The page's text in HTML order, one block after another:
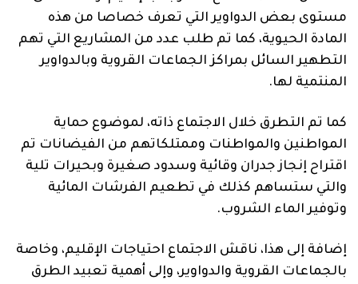
مستوى بعض الدواوير التي تعرف خصاصا من هذه
المادة الحيوية، كما تم طلب عدد من المشاريع التي تهم
التطهير السائل بمراكز الجماعات القروية وبالدواوير
المنتمية لها.
كما تم التطرق خلال الاجتماع ذاته، لموضوع حماية
المواطنين والمواطنات وممتلكاتهم من الفيضانات تم
اقتراح إنجاز جدران وقائية وسدود صغيرة وبحيرات تلية
والتي ستساهم كذلك في تطعيم الفرشات المائية
وتوفير الماء الشروب.
إضافة إلى هذا، ناقش الاجتماع احتياجات الإقليم، وخاصة
بالجماعات القروية والدواوير، وإلى أهمية تعبيد الطرق